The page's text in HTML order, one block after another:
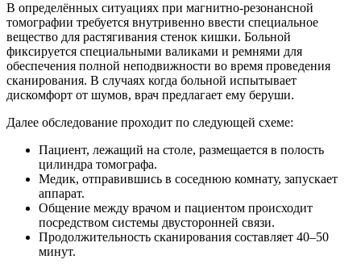
В определённых ситуациях при магнитно-резонансной
томографии требуется внутривенно ввести специальное
вещество для растягивания стенок кишки. Больной
фиксируется специальными валиками и ремнями для
обеспечения полной неподвижности во время проведения
сканирования. В случаях когда больной испытывает
дискомфорт от шумов, врач предлагает ему беруши.
Далее обследование проходит по следующей схеме:
Пациент, лежащий на столе, размещается в полость
цилиндра томографа.
Медик, отправившись в соседнюю комнату, запускает
аппарат.
Общение между врачом и пациентом происходит
посредством системы двусторонней связи.
Продолжительность сканирования составляет 40–50
минут.